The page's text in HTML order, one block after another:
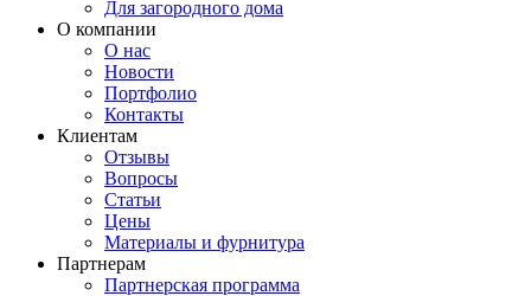
Для загородного дома
О компании
О нас
Новости
Портфолио
Контакты
Клиентам
Отзывы
Вопросы
Статьи
Цены
Материалы и фурнитура
Партнерам
Партнерская программа